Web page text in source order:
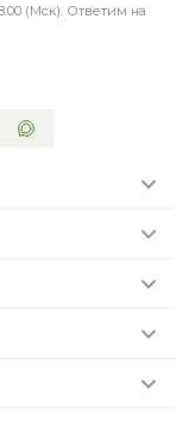
(Мск). Ответим на